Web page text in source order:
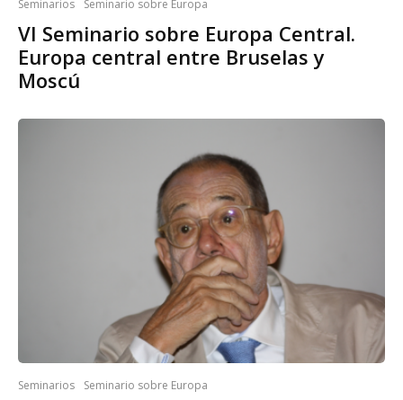
Seminarios Seminario sobre Europa
VI Seminario sobre Europa Central.
Europa central entre Bruselas y
Moscú
Seminarios Seminario sobre Europa